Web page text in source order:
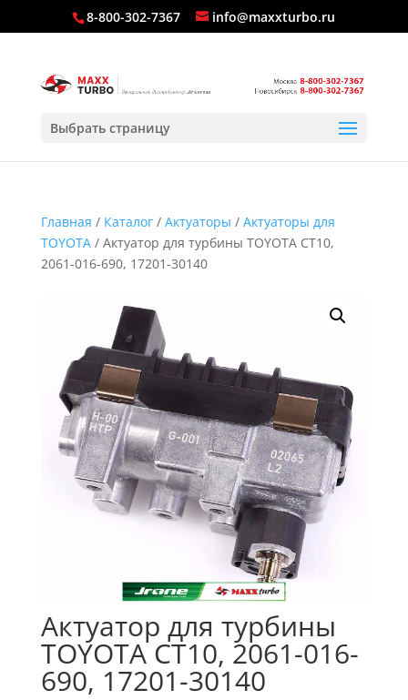
8-800-302-7367 info@maxxturbo.ru
Выбрать страницу
Главная / Каталог/ Актуаторы / Актуаторы для
TOYOTA/ Актуатор для турбины TOYOTA CT10,
2061-016-690, 17201-30140
Актуатор для турбины
TOYOTA CT10, 2061-016-
690, 17201-30140